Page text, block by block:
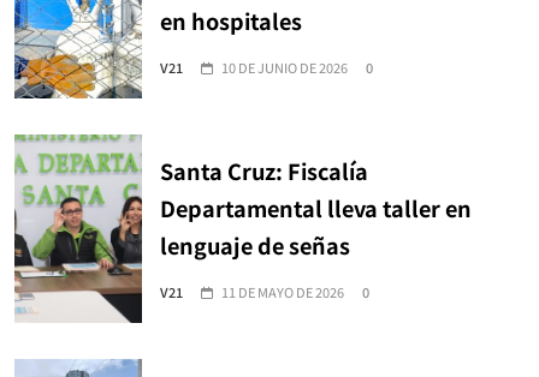
en hospitales
V21 10 DE JUNIO DE 2026 0
Santa Cruz: Fiscalía
Departamental lleva taller en
lenguaje de señas
V21 11 DE MAYO DE 2026 0